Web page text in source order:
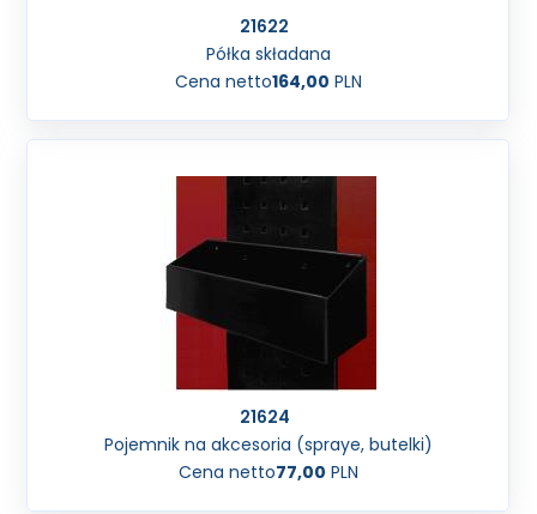
21622
Półka składana
Cena netto164,00 PLN
21624
Pojemnik na akcesoria (spraye, butelki)
Cena netto77,00 PLN